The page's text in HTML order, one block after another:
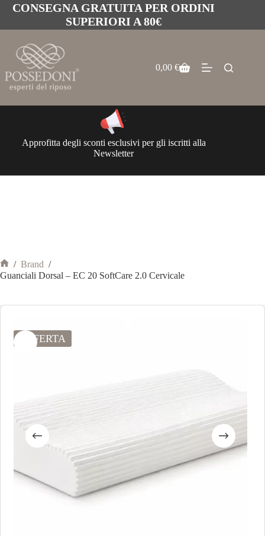
CONSEGNA GRATUITA PER ORDINI
SUPERIORI A 80€
0,00€
Approfitta degli sconti esclusivi per gli iscritti alla
Newsletter
/ Brand /
Guanciali Dorsal – EC 20 SoftCare 2.0 Cervicale
OFFERTA